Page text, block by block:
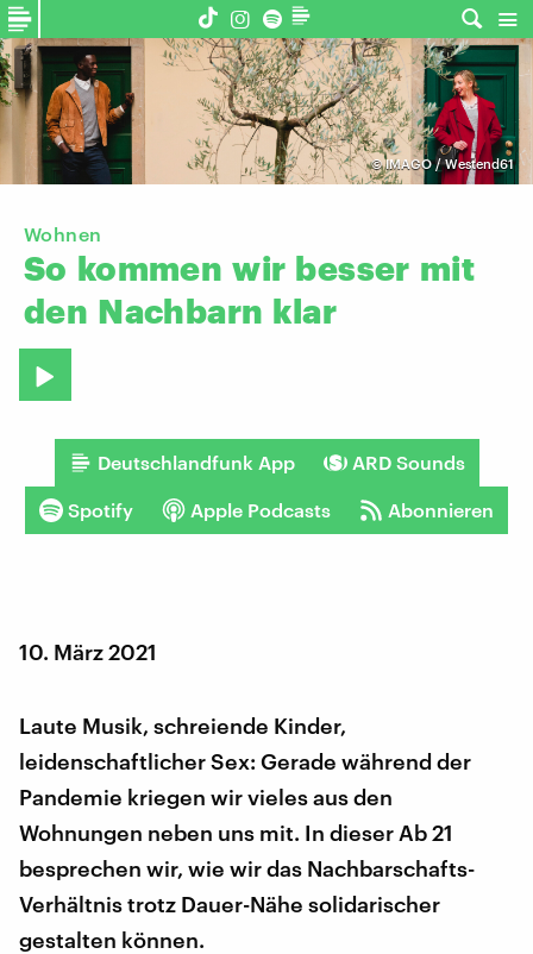
©IMAGO / Westend61
Wohnen
So kommen wir besser mit
den Nachbarn klar
Deutschlandfunk App ARD Sounds
Spotify Apple Podcasts Abonnieren
10. März 2021
Laute Musik, schreiende Kinder,
leidenschaftlicher Sex: Gerade während der
Pandemie kriegen wir vieles aus den
Wohnungen neben uns mit. In dieser Ab 21
besprechen wir, wie wir das Nachbarschafts-
Verhältnis trotz Dauer-Nähe solidarischer
gestalten können.